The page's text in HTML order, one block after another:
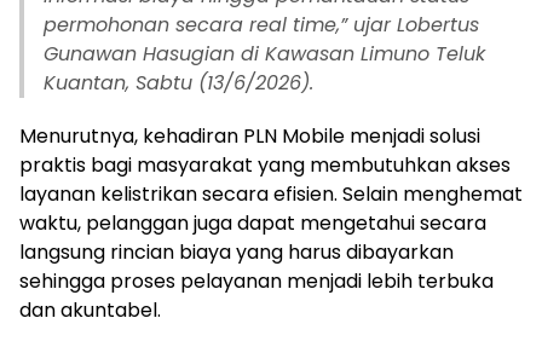
permohonan secara real time,” ujar Lobertus
Gunawan Hasugian di Kawasan Limuno Teluk
Kuantan, Sabtu (13/6/2026).
Menurutnya, kehadiran PLN Mobile menjadi solusi
praktis bagi masyarakat yang membutuhkan akses
layanan kelistrikan secara efisien. Selain menghemat
waktu, pelanggan juga dapat mengetahui secara
langsung rincian biaya yang harus dibayarkan
sehingga proses pelayanan menjadi lebih terbuka
dan akuntabel.